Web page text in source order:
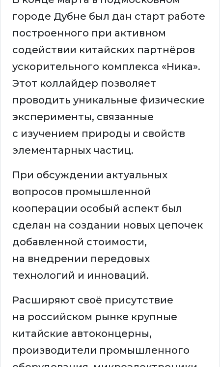
городе Дубне был дан старт работе
построенного при активном
содействии китайских партнёров
ускорительного комплекса «Ника».
Этот коллайдер позволяет
проводить уникальные физические
эксперименты, связанные
с изучением природы и свойств
элементарных частиц.
При обсуждении актуальных
вопросов промышленной
кооперации особый аспект был
сделан на создании новых цепочек
добавленной стоимости,
на внедрении передовых
технологий и инноваций.
Расширяют своё присутствие
на российском рынке крупные
китайские автоконцерны,
производители промышленного